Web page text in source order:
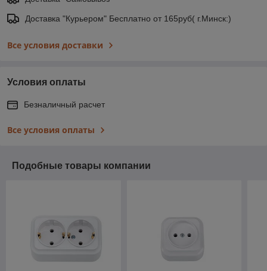
Доставка "Курьером" Бесплатно от 165руб( г.Минск:)
Все условия доставки
Условия оплаты
Безналичный расчет
Все условия оплаты
Подобные товары компании